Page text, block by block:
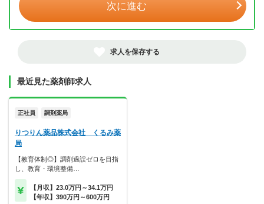
次に進む
求人を保存する
最近見た薬剤師求人
正社員 調剤薬局
りつりん薬品株式会社 くるみ薬
局
【教育体制◎】調剤過誤ゼロを目指
し、教育・環境整備…
【月収】23.0万円～34.1万円
【年収】390万円～600万円